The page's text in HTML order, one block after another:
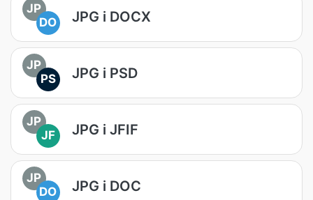
JP
DO
JPG i DOCX
JP
PS
JPG i PSD
JP
JF
JPG i JFIF
JP
DO
JPG i DOC